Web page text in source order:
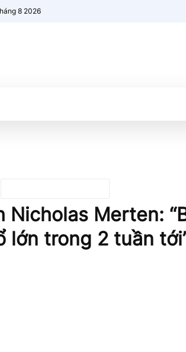
8 2026
Nicholas Merten:
lớn trong 2 tuần